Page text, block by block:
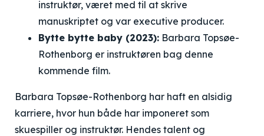
instruktør, været med til at skrive
manuskriptet og var executive producer.
Bytte bytte baby (2023): Barbara Topsøe-
Rothenborg er instruktøren bag denne
kommende film.
Barbara Topsøe-Rothenborg har haft en alsidig
karriere, hvor hun både har imponeret som
skuespiller og instruktør. Hendes talent og